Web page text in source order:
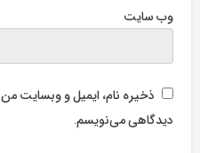
وب‌ سایت
ذخیره نام، ایمیل و وبسایت من
دیدگاهی می‌نویسم.